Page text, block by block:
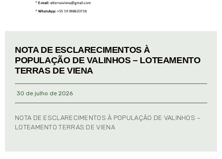
NOTA DE ESCLARECIMENTOS À
POPULAÇÃO DE VALINHOS – LOTEAMENTO
TERRAS DE VIENA
30 de julho de 2026
NOTA DE ESCLARECIMENTOS À POPULAÇÃO DE VALINHOS –
LOTEAMENTO TERRAS DE VIENA